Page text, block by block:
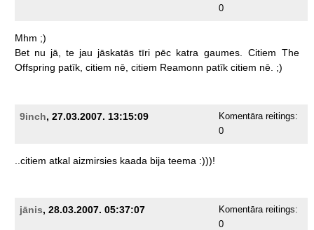
0
Mhm ;)
Bet nu jā, te jau jāskatās tīri pēc katra gaumes. Citiem The
Offspring patīk, citiem nē, citiem Reamonn patīk citiem nē. ;)
9inch, 27.03.2007. 13:15:09
Komentāra reitings:
0
..citiem atkal aizmirsies kaada bija teema :)))!
jānis, 28.03.2007. 05:37:07
Komentāra reitings:
0